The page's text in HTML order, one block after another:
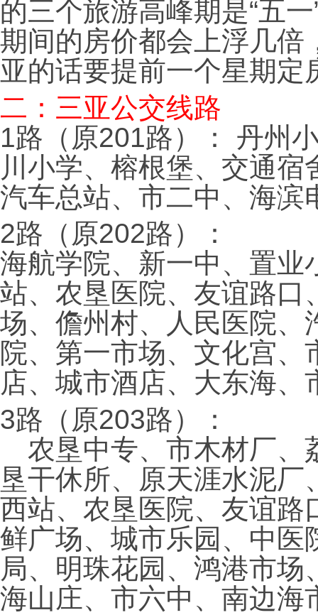
的三个旅游高峰期是“五一
期间的房价都会上浮几倍
亚的话要提前一个星期定
二：三亚公交线路
1路（原201路）： 丹州
川小学、榕根堡、交通
汽车总站、市二中、海滨
2路（原202路）：
海航学院、新一中、置业
站、农垦医院、友谊路口
场、儋州村、人民医院、
院、第一市场、文化宫
店、城市酒店、大东海、
3路（原203路）：
农垦中专、市木材厂、
垦干休所、原天涯水泥
西站、农垦医院、友谊路
鲜广场、城市乐园、中医
局、明珠花园、鸿港市
海山庄、市六中、南边海